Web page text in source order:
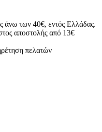
άνω των 40€, εντός Ελλάδας.
αποστολής από 13€
πελατών